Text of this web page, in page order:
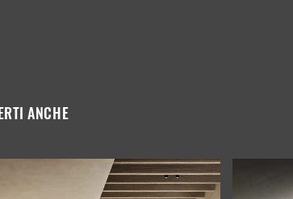
ANCHE